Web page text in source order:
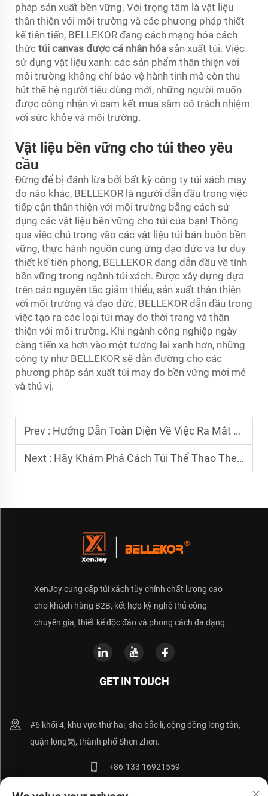
pháp sản xuất bền vững. Với trọng tâm là vật liệu
thân thiện với môi trường và các phương pháp thiết
kế tiên tiến, BELLEKOR đang cách mạng hóa cách
thức túi canvas được cá nhân hóa sản xuất túi. Việc
sử dụng vật liệu xanh: các sản phẩm thân thiện với
môi trường không chỉ bảo vệ hành tinh mà còn thu
hút thế hệ người tiêu dùng mới, những người muốn
được công nhận vì cam kết mua sắm có trách nhiệm
với sức khỏe và môi trường.
Vật liệu bền vững cho túi theo yêu
cầu
Đừng để bị đánh lừa bởi bất kỳ công ty túi xách may
đo nào khác, BELLEKOR là người dẫn đầu trong việc
tiếp cận thân thiện với môi trường bằng cách sử
dụng các vật liệu bền vững cho túi của bạn! Thông
qua việc chú trọng vào các vật liệu túi bán buôn bền
vững, thực hành nguồn cung ứng đạo đức và tư duy
thiết kế tiên phong, BELLEKOR đang dẫn đầu về tính
bền vững trong ngành túi xách. Được xây dựng dựa
trên các nguyên tắc giảm thiểu, sản xuất thân thiện
với môi trường và đạo đức, BELLEKOR dẫn đầu trong
việc tạo ra các loại túi may đo thời trang và thân
thiện với môi trường. Khi ngành công nghiệp ngày
càng tiến xa hơn vào một tương lai xanh hơn, những
công ty như BELLEKOR sẽ dẫn đường cho các
phương pháp sản xuất túi may đo bền vững mới mẻ
và thú vị.
Prev : Hướng Dẫn Toàn Diện Về Việc Ra Mắt Thương Hiệu Túi Nhãn Hiệu Riêng Thành Công
Next : Hãy Khám Phá Cách Túi Thể Thao Theo Yêu Cầu Có Thể Thúc Đẩy Tinh Thần Trường Học và Đội Nhóm
XenJoy cung cấp túi xách tùy chỉnh chất lượng cao
cho khách hàng B2B, kết hợp kỹ nghệ thủ công
chuyên gia, thiết kế độc đáo và phong cách đa dạng.
GET IN TOUCH
#6 khối 4, khu vực thứ hai, sha bắc li, cộng đồng long tân,
quận long岗, thành phố Shen zhen.
+86-133 16921559
[email protected]